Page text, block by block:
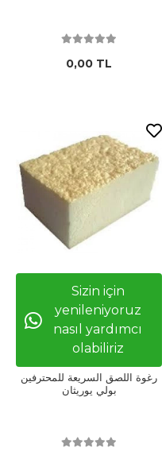
0,00 TL
Sizin için
yenileniyoruz
nasıl yardımcı
olabiliriz
رغوة اللصق السريعة للمحترفين
بولي يوريثان